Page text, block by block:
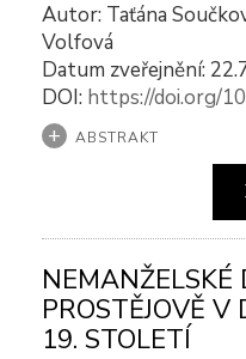
Autor: Taťána
Volfová
Datum zveřejnění:
DOI: https://doi.org/
ABSTRAKT
NEMANŽELSKÉ
PROSTĚJOVĚ
19. STOLETÍ